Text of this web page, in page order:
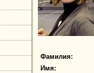
Фамилия:
Имя: